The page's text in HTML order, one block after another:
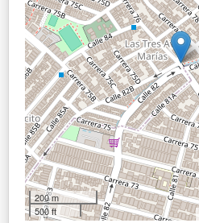
200 m
500 ft